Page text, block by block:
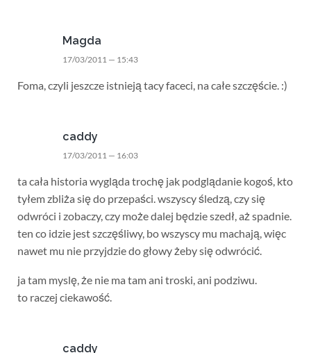
Magda
17/03/2011 — 15:43
Foma, czyli jeszcze istnieją tacy faceci, na całe szczęście. :)
caddy
17/03/2011 — 16:03
ta cała historia wygląda trochę jak podglądanie kogoś, kto
tyłem zbliża się do przepaści. wszyscy śledzą, czy się
odwróci i zobaczy, czy może dalej będzie szedł, aż spadnie.
ten co idzie jest szczęśliwy, bo wszyscy mu machają, więc
nawet mu nie przyjdzie do głowy żeby się odwrócić.
ja tam myslę, że nie ma tam ani troski, ani podziwu.
to raczej ciekawość.
caddy